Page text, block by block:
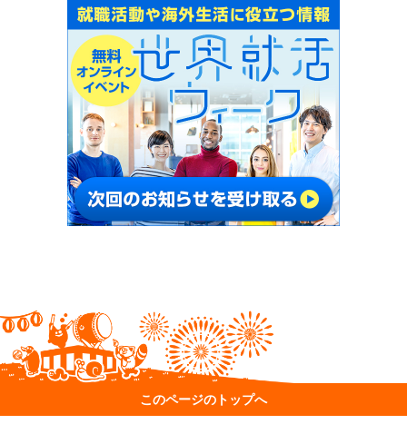
このページのトップへ